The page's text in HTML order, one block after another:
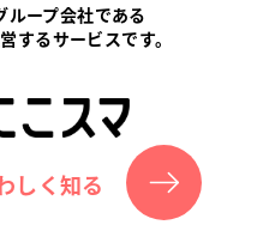
ループ会社である
るサービスです。
しく知る